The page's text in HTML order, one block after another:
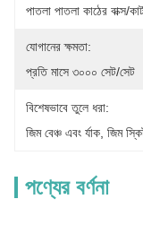
পাতলা পাতলা কাঠের বাক্স/
যোগানের ক্ষমতা:
প্রতি মাসে ৩০০০ সেট/সেট
বিশেষভাবে তুলে ধরা:
জিম বেঞ্চ এবং র্যাক জিম
পণ্যের বর্ণনা